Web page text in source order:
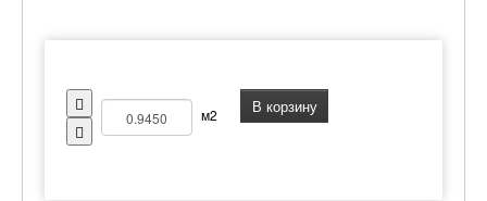
м2 В корзину